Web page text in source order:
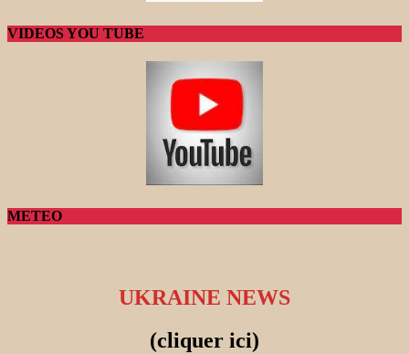
VIDEOS YOU TUBE
METEO
UKRAINE NEWS
(cliquer ici)